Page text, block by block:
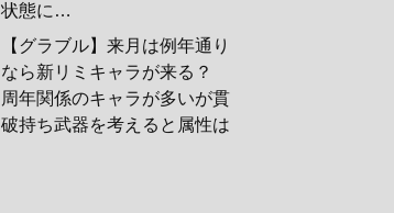
状態に…
【グラブル】来月は例年通り
なら新リミキャラが来る？
周年関係のキャラが多いが貫
破持ち武器を考えると属性は